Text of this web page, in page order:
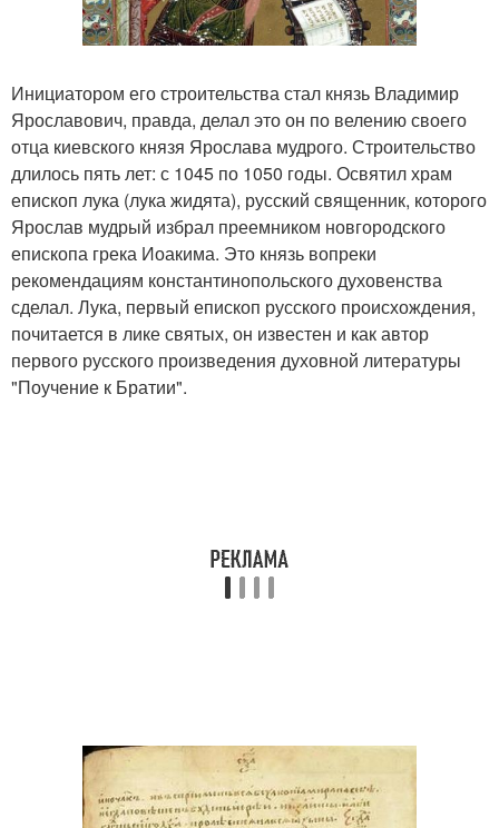
Инициатором его строительства стал князь Владимир
Ярославович, правда, делал это он по велению своего
отца киевского князя Ярослава мудрого. Строительство
длилось пять лет: с 1045 по 1050 годы. Освятил храм
епископ лука (лука жидята), русский священник, которого
Ярослав мудрый избрал преемником новгородского
епископа грека Иоакима. Это князь вопреки
рекомендациям константинопольского духовенства
сделал. Лука, первый епископ русского происхождения,
почитается в лике святых, он известен и как автор
первого русского произведения духовной литературы
"Поучение к Братии".